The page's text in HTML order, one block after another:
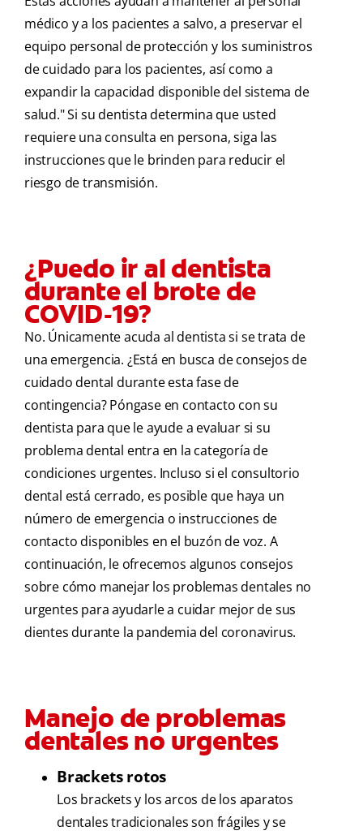
médico y a los pacientes a salvo, a preservar el
equipo personal de protección y los suministros
de cuidado para los pacientes, así como a
expandir la capacidad disponible del sistema de
salud." Si su dentista determina que usted
requiere una consulta en persona, siga las
instrucciones que le brinden para reducir el
riesgo de transmisión.
¿Puedo ir al dentista
durante el brote de
COVID-19?
No. Únicamente acuda al dentista si se trata de
una emergencia. ¿Está en busca de consejos de
cuidado dental durante esta fase de
contingencia? Póngase en contacto con su
dentista para que le ayude a evaluar si su
problema dental entra en la categoría de
condiciones urgentes. Incluso si el consultorio
dental está cerrado, es posible que haya un
número de emergencia o instrucciones de
contacto disponibles en el buzón de voz. A
continuación, le ofrecemos algunos consejos
sobre cómo manejar los problemas dentales no
urgentes para ayudarle a cuidar mejor de sus
dientes durante la pandemia del coronavirus.
Manejo de problemas
dentales no urgentes
Brackets rotos
Los brackets y los arcos de los aparatos
dentales tradicionales son frágiles y se